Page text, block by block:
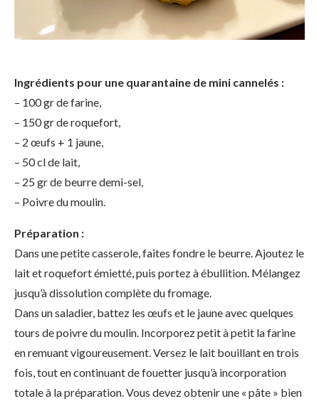
Ingrédients pour une quarantaine de mini cannelés :
– 100 gr de farine,
– 150 gr de roquefort,
– 2 œufs + 1 jaune,
– 50 cl de lait,
– 25 gr de beurre demi-sel,
– Poivre du moulin.
Préparation :
Dans une petite casserole, faites fondre le beurre. Ajoutez le
lait et roquefort émietté, puis portez à ébullition. Mélangez
jusqu’à dissolution complète du fromage.
Dans un saladier, battez les œufs et le jaune avec quelques
tours de poivre du moulin. Incorporez petit à petit la farine
en remuant vigoureusement. Versez le lait bouillant en trois
fois, tout en continuant de fouetter jusqu’à incorporation
totale à la préparation. Vous devez obtenir une « pâte » bien